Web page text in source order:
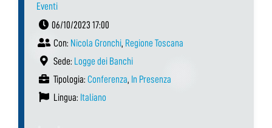
Eventi
06/10/2023 17:00
Con: Nicola Gronchi, Regione Toscana
Sede: Logge dei Banchi
Tipologia: Conferenza, In Presenza
Lingua: Italiano